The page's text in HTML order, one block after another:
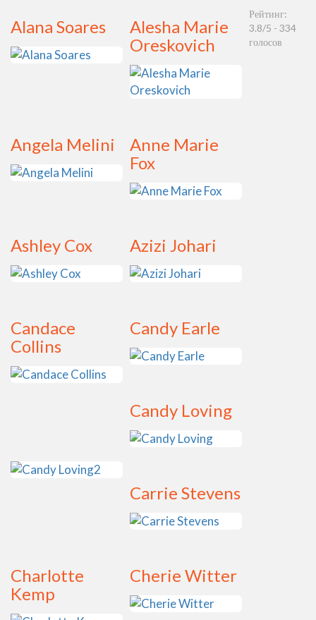
Alana Soares
Alesha Marie
Oreskovich
Angela Melini
Anne Marie
Fox
Ashley Cox Azizi Johari
Candace
Collins
Candy Earle
Candy Loving
Carrie Stevens
Charlotte
Kemp
Cherie Witter
Рейтинг:
3.8/5 - 334
голосов